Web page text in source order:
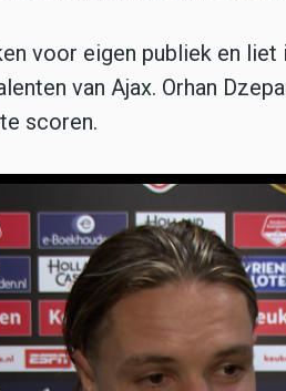
voor eigen publiek en
van Ajax. Orhan
scoren.